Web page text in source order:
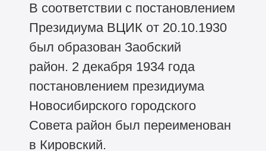
В соответствии с постановлением
Президиума ВЦИК от 20.10.1930
был образован Заобский
район. 2 декабря 1934 года
постановлением президиума
Новосибирского городского
Совета район был переименован
в Кировский.